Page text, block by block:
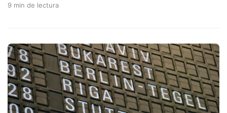
9 min de lectura